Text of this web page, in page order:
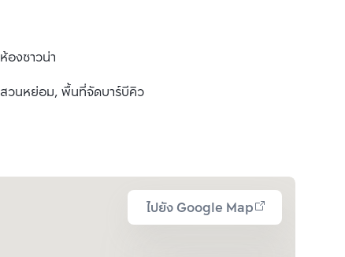
ห้องซาวน่า
สวนหย่อม, พื้นที่จัดบาร์บีคิว
ไปยัง Google Map